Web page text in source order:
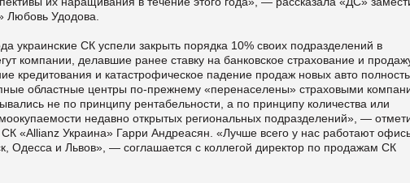
Любовь Удодова.
украинские СК успели закрыть порядка 10% своих подразделений в
компании, делавшие ранее ставку на банковское страхование и
кредитования и катастрофическое падение продаж новых авто
областные центры по-прежнему «перенаселены» страховыми
не по принципу рентабельности, а по принципу количества или
недавно открытых региональных подразделений», —
«Allianz Украина» Гарри Андреасян. «Лучше всего у нас работают
Одесса и Львов», — соглашается с коллегой директор по продажам СК